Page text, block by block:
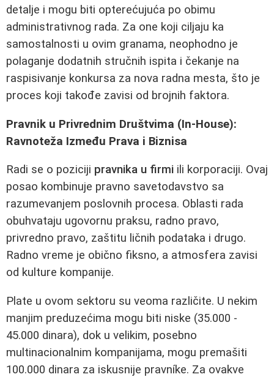
detalje i mogu biti opterećujuća po obimu
administrativnog rada. Za one koji ciljaju ka
samostalnosti u ovim granama, neophodno je
polaganje dodatnih stručnih ispita i čekanje na
raspisivanje konkursa za nova radna mesta, što je
proces koji takođe zavisi od brojnih faktora.
Pravnik u Privrednim Društvima (In-House):
Ravnoteža Između Prava i Biznisa
Radi se o poziciji pravnika u firmi ili korporaciji. Ovaj
posao kombinuje pravno savetodavstvo sa
razumevanjem poslovnih procesa. Oblasti rada
obuhvataju ugovornu praksu, radno pravo,
privredno pravo, zaštitu ličnih podataka i drugo.
Radno vreme je obično fiksno, a atmosfera zavisi
od kulture kompanije.
Plate u ovom sektoru su veoma različite. U nekim
manjim preduzećima mogu biti niske (35.000 -
45.000 dinara), dok u velikim, posebno
multinacionalnim kompanijama, mogu premašiti
100.000 dinara za iskusnije pravníke. Za ovakve